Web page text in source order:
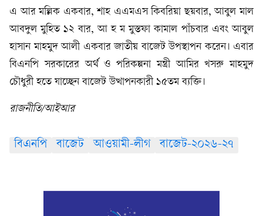
এ আর মল্লিক একবার, শাহ এএমএস কিবরিয়া ছয়বার, আবুল মাল
আবদুল মুহিত ১২ বার, আ হ ম মুস্তফা কামাল পাঁচবার এবং আবুল
হাসান মাহমুদ আলী একবার জাতীয় বাজেট উপস্থাপন করেন। এবার
বিএনপি সরকারের অর্থ ও পরিকল্পনা মন্ত্রী আমির খসরু মাহমুদ
চৌধুরী হতে যাচ্ছেন বাজেট উত্থাপনকারী ১৫তম ব্যক্তি।
রাজনীতি/আইআর
বিএনপি বাজেট আওয়ামী-লীগ বাজেট-২০২৬-২৭